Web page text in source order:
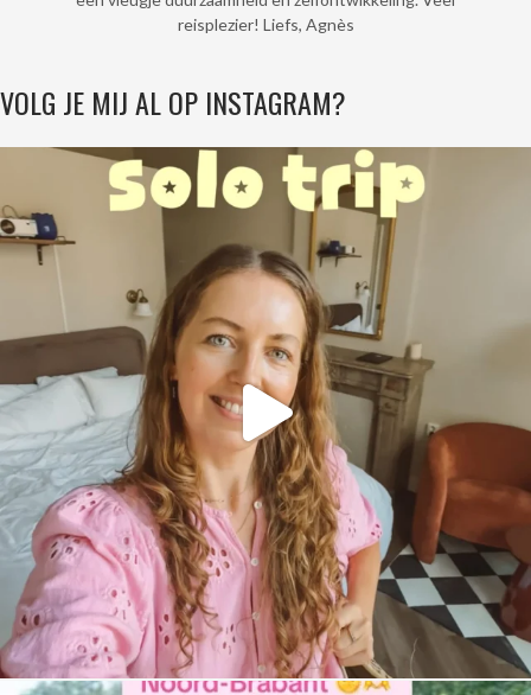
reisplezier! Liefs, Agnès
VOLG JE MIJ AL OP INSTAGRAM?